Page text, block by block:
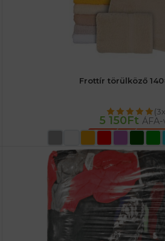
Frottír törülköző
5 150Ft ÁFA-
OPCIÓK